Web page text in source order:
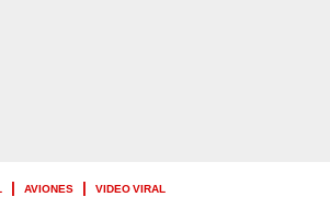
AVIONES VIDEO VIRAL